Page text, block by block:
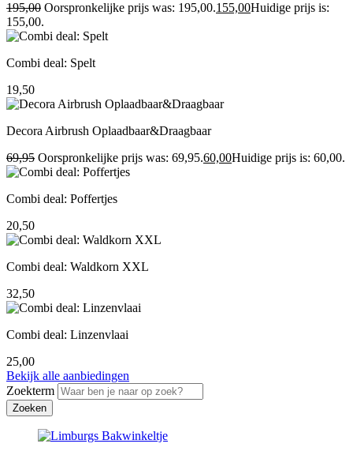
195,00 Oorspronkelijke prijs was: 195,00.155,00Huidige prijs is:
155,00.
Combi deal: Spelt
19,50
Decora Airbrush Oplaadbaar&Draagbaar
69,95 Oorspronkelijke prijs was: 69,95.60,00Huidige prijs is: 60,00.
Combi deal: Poffertjes
20,50
Combi deal: Waldkorn XXL
32,50
Combi deal: Linzenvlaai
25,00
Bekijk alle aanbiedingen
Zoekterm